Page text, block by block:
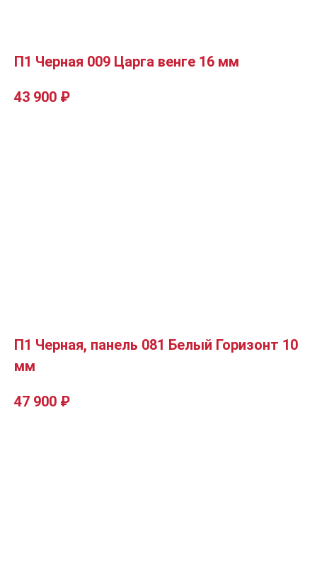
П1 Черная 009 Царга венге 16 мм
43 900 ₽
П1 Черная, панель 081 Белый Горизонт 10
мм
47 900 ₽